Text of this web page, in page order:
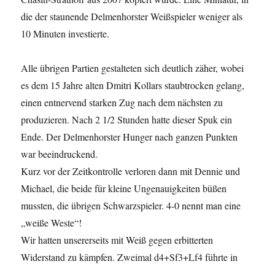
die der staunende Delmenhorster Weißspieler weniger als
10 Minuten investierte.
Alle übrigen Partien gestalteten sich deutlich zäher, wobei
es dem 15 Jahre alten Dmitri Kollars staubtrocken gelang,
einen entnervend starken Zug nach dem nächsten zu
produzieren. Nach 2 1/2 Stunden hatte dieser Spuk ein
Ende. Der Delmenhorster Hunger nach ganzen Punkten
war beeindruckend.
Kurz vor der Zeitkontrolle verloren dann mit Dennie und
Michael, die beide für kleine Ungenauigkeiten büßen
mussten, die übrigen Schwarzspieler. 4-0 nennt man eine
„weiße Weste“!
Wir hatten unsererseits mit Weiß gegen erbitterten
Widerstand zu kämpfen. Zweimal d4+Sf3+Lf4 führte in